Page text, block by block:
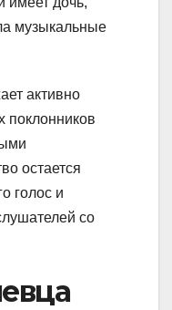
музыкальные
активно
поклонников
остается
голос и
со